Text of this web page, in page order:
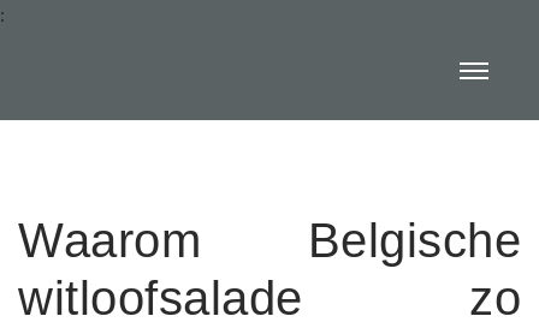
:
Waarom Belgische
witloofsalade zo